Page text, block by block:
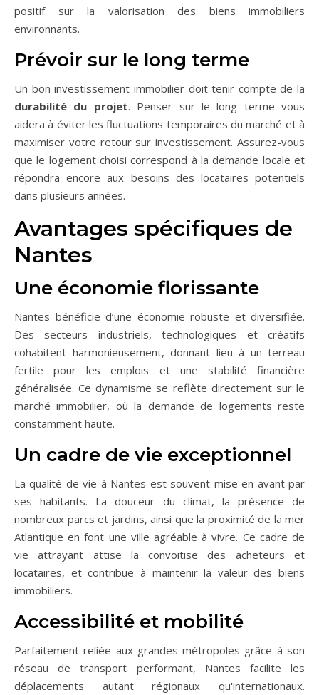
positif sur la valorisation des biens immobiliers
environnants.
Prévoir sur le long terme
Un bon investissement immobilier doit tenir compte de la
durabilité du projet. Penser sur le long terme vous
aidera à éviter les fluctuations temporaires du marché et à
maximiser votre retour sur investissement. Assurez-vous
que le logement choisi correspond à la demande locale et
répondra encore aux besoins des locataires potentiels
dans plusieurs années.
Avantages spécifiques de
Nantes
Une économie florissante
Nantes bénéficie d’une économie robuste et diversifiée.
Des secteurs industriels, technologiques et créatifs
cohabitent harmonieusement, donnant lieu à un terreau
fertile pour les emplois et une stabilité financière
généralisée. Ce dynamisme se reflète directement sur le
marché immobilier, où la demande de logements reste
constamment haute.
Un cadre de vie exceptionnel
La qualité de vie à Nantes est souvent mise en avant par
ses habitants. La douceur du climat, la présence de
nombreux parcs et jardins, ainsi que la proximité de la mer
Atlantique en font une ville agréable à vivre. Ce cadre de
vie attrayant attise la convoitise des acheteurs et
locataires, et contribue à maintenir la valeur des biens
immobiliers.
Accessibilité et mobilité
Parfaitement reliée aux grandes métropoles grâce à son
réseau de transport performant, Nantes facilite les
déplacements autant régionaux qu'internationaux.